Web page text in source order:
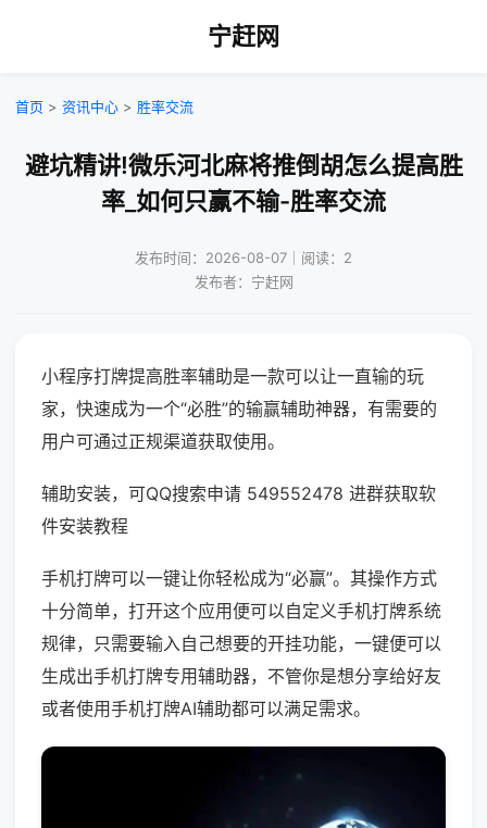
宁赶网
首页 > 资讯中心 > 胜率交流
避坑精讲!微乐河北麻将推倒胡怎么提高胜
率_如何只赢不输-胜率交流
发布时间：2026-08-07｜阅读：2
发布者：宁赶网
小程序打牌提高胜率辅助是一款可以让一直输的玩
家，快速成为一个“必胜”的输赢辅助神器，有需要的
用户可通过正规渠道获取使用。
辅助安装，可QQ搜索申请 549552478 进群获取软
件安装教程
手机打牌可以一键让你轻松成为“必赢”。其操作方式
十分简单，打开这个应用便可以自定义手机打牌系统
规律，只需要输入自己想要的开挂功能，一键便可以
生成出手机打牌专用辅助器，不管你是想分享给好友
或者使用手机打牌AI辅助都可以满足需求。